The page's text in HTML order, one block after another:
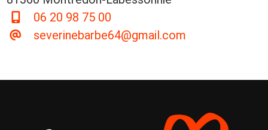
06 20 98 75 00
severinebarbe64@gmail.com